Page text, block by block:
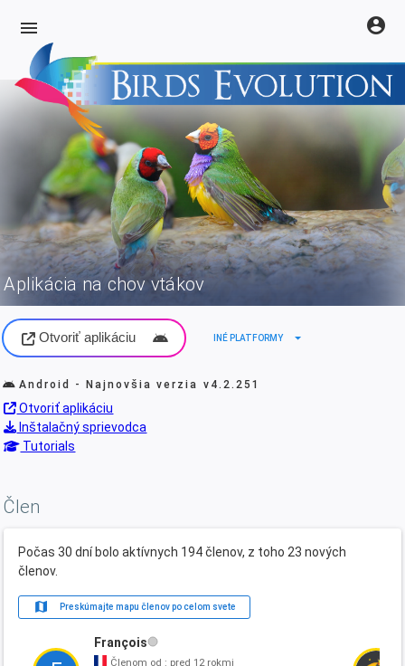
menu account_circle
Aplikácia na chov vtákov
Otvoriť aplikáciu INÉ PLATFORMY arrow_drop_down
Android - Najnovšia verzia v4.2.251
Otvoriť aplikáciu
Inštalačný sprievodca
Tutorials
Člen
Počas 30 dní bolo aktívnych 194 členov, z toho 23 nových
členov.
map Preskúmajte mapu členov po celom svete
François
Členom od : pred 12 rokmi